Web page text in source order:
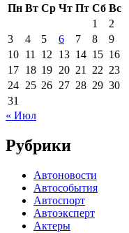
Пн Вт Ср Чт Пт Сб Вс
1
2
3
4 5 6 7 8
9
10 11 12 13 14 15 16
17 18 19 20 21 22 23
24 25 26 27 28 29 30
31
« Июл
Рубрики
Автоновости
Автособытия
Автоспорт
Автоэксперт
Актеры